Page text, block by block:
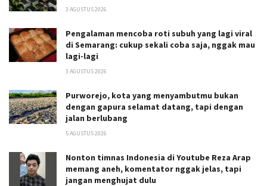
3 AGUSTUS 2026
Pengalaman mencoba roti subuh yang lagi viral
di Semarang: cukup sekali coba saja, nggak mau
lagi-lagi
3 AGUSTUS 2026
Purworejo, kota yang menyambutmu bukan
dengan gapura selamat datang, tapi dengan
jalan berlubang
5 AGUSTUS 2026
Nonton timnas Indonesia di Youtube Reza Arap
memang aneh, komentator nggak jelas, tapi
jangan menghujat dulu